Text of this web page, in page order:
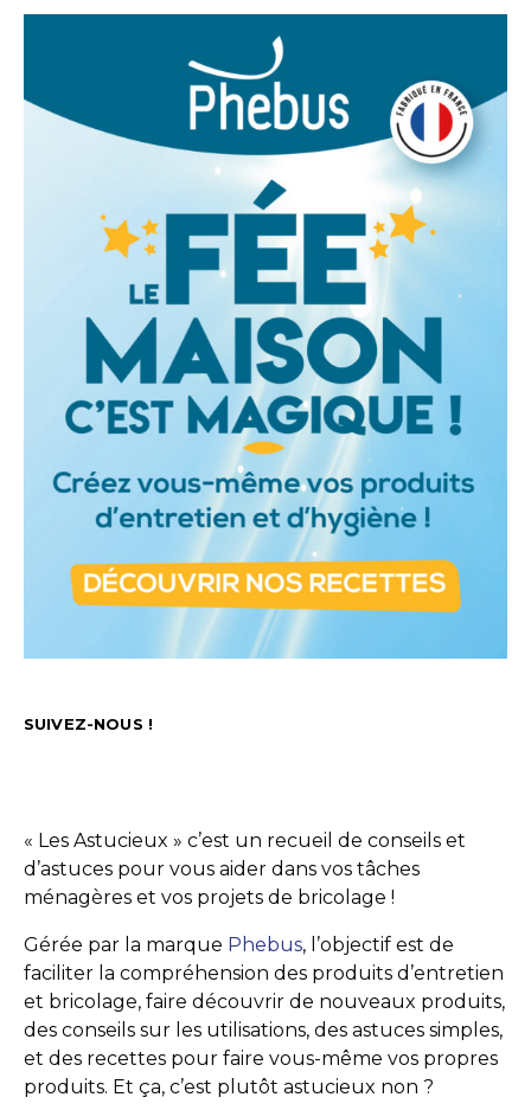
SUIVEZ-NOUS !
« Les Astucieux » c’est un recueil de conseils et
d’astuces pour vous aider dans vos tâches
ménagères et vos projets de bricolage !
Gérée par la marque Phebus, l’objectif est de
faciliter la compréhension des produits d’entretien
et bricolage, faire découvrir de nouveaux produits,
des conseils sur les utilisations, des astuces simples,
et des recettes pour faire vous-même vos propres
produits. Et ça, c’est plutôt astucieux non ?